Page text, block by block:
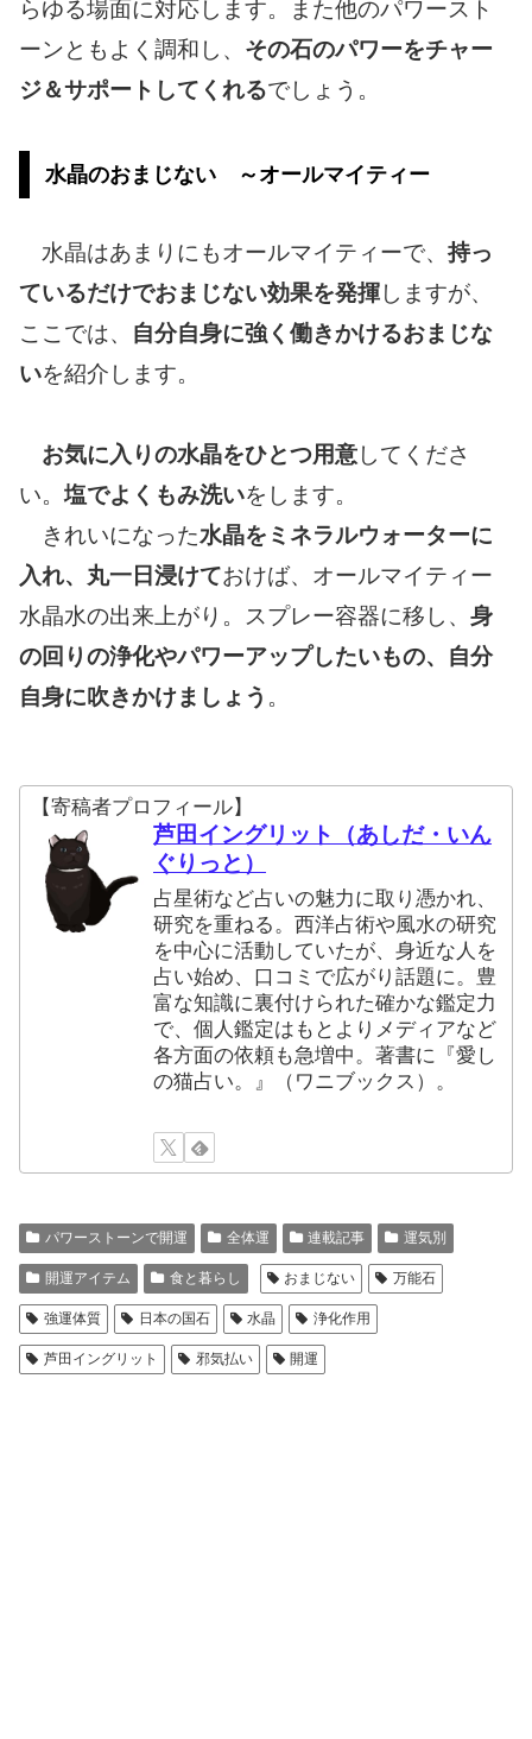
らゆる場面に対応します。また他のパワースト
ーンともよく調和し、 その石のパワーをチャー
ジ＆サポートしてくれるでしょう。
水晶のおまじない ～オールマイティー
水晶はあまりにもオールマイティーで、 持っ
ているだけでおまじない効果を発揮しますが、
ここでは、 自分自身に強く働きかけるおまじな
いを紹介します。
お気に入りの水晶をひとつ用意してくださ
い。塩でよくもみ洗いをします。
きれいになった水晶をミネラルウォーターに
入れ、丸一日浸けておけば、オールマイティー
水晶水の出来上がり。スプレー容器に移し、 身
の回りの浄化やパワーアップしたいもの、自分
自身に吹きかけましょう 。
【寄稿者プロフィール】
芦田イングリット（あしだ・いん
ぐりっと）
占星術など占いの魅力に取り憑かれ、
研究を重ねる。西洋占術や風水の研究
を中心に活動していたが、身近な人を
占い始め、口コミで広がり話題に。豊
富な知識に裏付けられた確かな鑑定力
で、個人鑑定はもとよりメディアなど
各方面の依頼も急増中。著書に『愛し
の猫占い。』（ワニブックス）。
パワーストーンで開運 全体運 連載記事 運気別
開運アイテム 食と暮らし おまじない 万能石
強運体質 日本の国石 水晶 浄化作用
芦田イングリット 邪気払い 開運